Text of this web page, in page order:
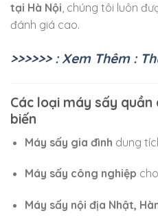
tại Hà Nội, chúng tôi luôn
đánh giá cao.
>>>>>> : Xem Thêm :
Các loại máy sấy
biến
Máy sấy gia đình dung
Máy sấy công nghiệp
Máy sấy nội địa Nhật,